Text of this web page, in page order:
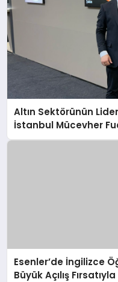
Altın Sektörünün
İstanbul Mücevher
Esenler’de İngilizce
Büyük Açılış